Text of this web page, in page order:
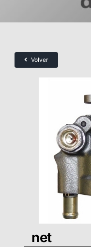
Volver
net